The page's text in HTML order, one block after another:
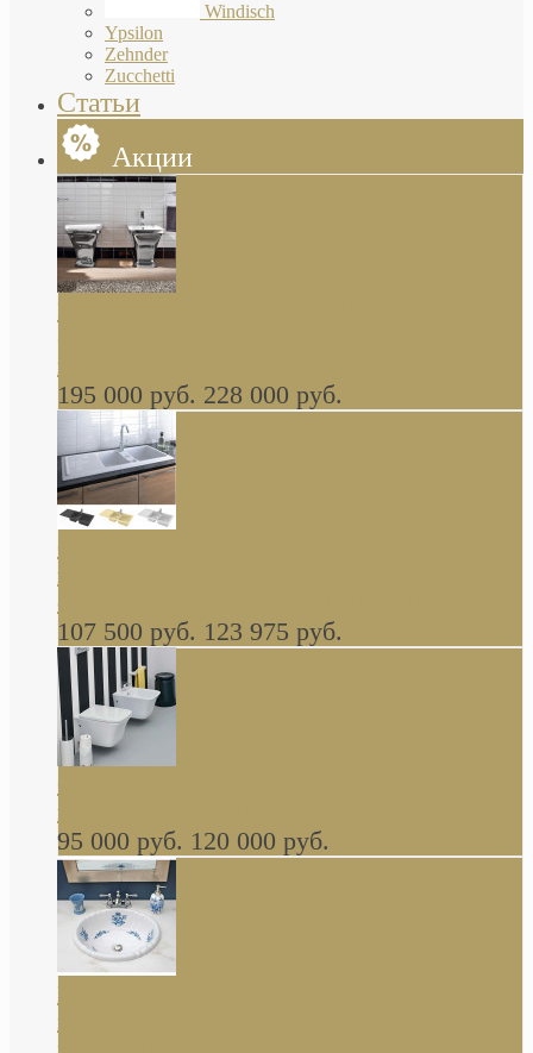
Windisch
Ypsilon
Zehnder
Zucchetti
Статьи
Акции
Butterfly Scarabeo КОМПЛЕКТ санфаянса
глянцевая платина В НАЛИЧИИ
195 000 руб. 228 000 руб.
керамическая мойка 1160 x 510 мм белая,
серая, черная, бежевая В НАЛИЧИИ
107 500 руб. 123 975 руб.
навесное КОМПЛЕКТ
95 000 руб. 120 000 руб.
Decorated Bathroom раковина овальная
встраиваемая для ванной с рисунком синяя